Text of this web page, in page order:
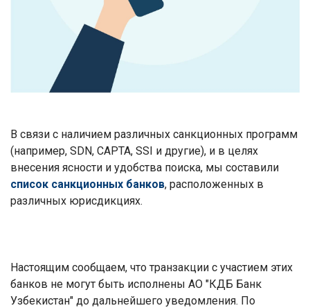
В связи с наличием различных санкционных программ
(например, SDN, CAPTA, SSI и другие), и в целях
внесения ясности и удобства поиска, мы составили
список санкционных банков, расположенных в
различных юрисдикциях.
Настоящим сообщаем, что транзакции с участием этих
банков не могут быть исполнены АО "КДБ Банк
Узбекистан" до дальнейшего уведомления. По